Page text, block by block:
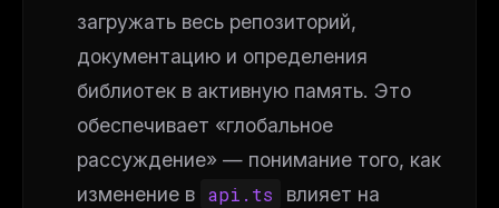
загружать весь репозиторий,
документацию и определения
библиотек в активную память. Это
обеспечивает «глобальное
рассуждение» — понимание того, как
изменение в api.ts
влияет на